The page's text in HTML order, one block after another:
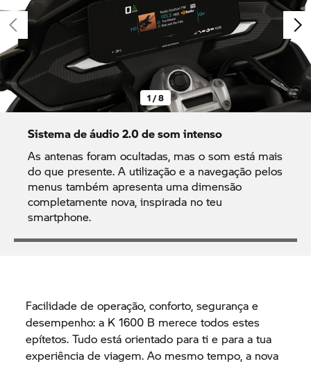
1 / 8
Sistema de áudio 2.0 de som intenso
As antenas foram ocultadas, mas o som está mais
do que presente. A utilização e a navegação pelos
menus também apresenta uma dimensão
completamente nova, inspirada no teu
smartphone.
Facilidade de operação, conforto, segurança e
desempenho: a K 1600 B merece todos estes
epítetos. Tudo está orientado para ti e para a tua
experiência de viagem. Ao mesmo tempo, a nova